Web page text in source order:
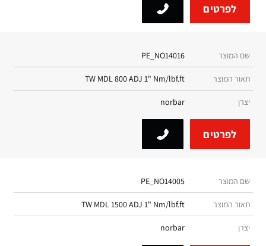
לפרטים
שם המוצר PE_NO14016
תאור המוצר TW MDL 800 ADJ 1" Nm/lbf.ft
יצרן norbar
לפרטים
שם המוצר PE_NO14005
תאור המוצר TW MDL 1500 ADJ 1" Nm/lbf.ft
יצרן norbar